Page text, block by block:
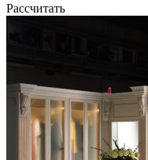
Рассчитать